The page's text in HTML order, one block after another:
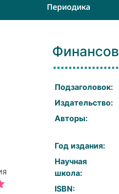
Периодика
Подзаголовок:
Издательство:
Авторы:
Год издания:
Научная
школа:
ISBN: